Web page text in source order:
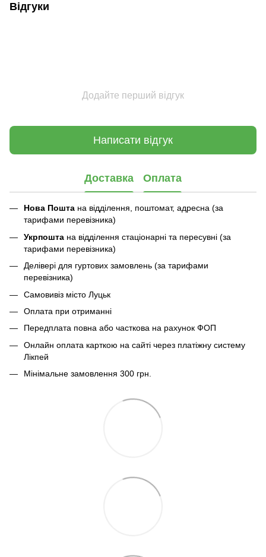
Відгуки
Додайте перший відгук
Написати відгук
Доставка Оплата
Нова Пошта на відділення, поштомат, адресна (за
тарифами перевізника)
Укрпошта на відділення стаціонарні та пересувні (за
тарифами перевізника)
Делівері для гуртових замовлень (за тарифами
перевізника)
Самовивіз місто Луцьк
Оплата при отриманні
Передплата повна або часткова на рахунок ФОП
Онлайн оплата карткою на сайті через платіжну систему
Лікпей
Мінімальне замовлення 300 грн.